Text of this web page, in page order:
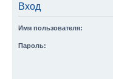
Вход
Имя пользователя:
Пароль: